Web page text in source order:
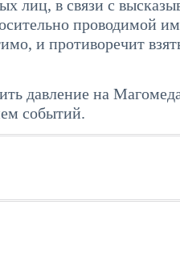
лиц, в связи с
проводимой
и противоречит
давление на
событий.